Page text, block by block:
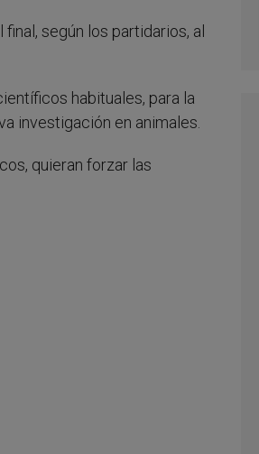
según los partidarios, al
habituales, para la
investigación en animales.
quieran forzar las